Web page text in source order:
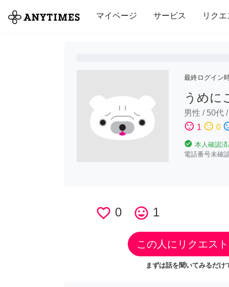
マイページ サービス リクエ
全て 修理・組立 家事 引っ越し
最終ログイン
うめに
男性 / 50代 /
sentiment_satisfied 1 sentiment_neutral 0
check_circle 本人確認
電話番号未確
favorite_border 0 tag_faces 1
この人にリクエス
まずは話を聞いてみるだけ